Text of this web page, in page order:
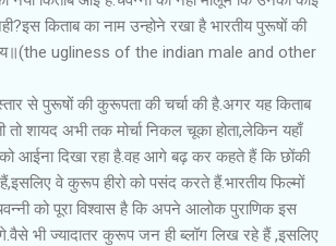
किताब का नाम उन्होने रखा है भारतीय पुरूषों की
ugliness of the indian male and other
से पुरूषों की कुरूपता की चर्चा की है.अगर यह किताब
तो शायद अभी तक मोर्चा निकल चूका होता,लेकिन यहाँ
आईना दिखा रहा है.वह आगे बढ़ कर कहते हैं कि छोंकी
वे कुरूप हीरो को पसंद करते हैं.भारतीय फिल्मों
को पूरा विश्वास है कि अपने आलोक पुराणिक इस
भी ज्यादातर कुरूप जन ही ब्लॉग लिख रहे हैं ,इसलिए